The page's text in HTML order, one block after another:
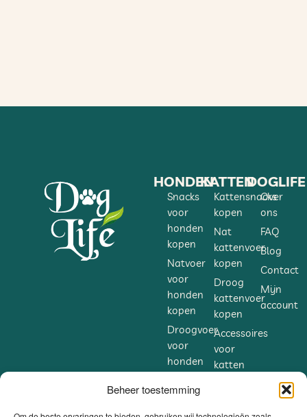
Beheer toestemming
HONDEN
Snacks
voor
honden
kopen
Natvoer
voor
honden
kopen
Droogvoer
voor
honden
Accessoires
voor
KATTEN
Kattensnacks
kopen
Nat
kattenvoer
kopen
Droog
kattenvoer
kopen
Accessoires
voor
katten
Supplementen
DOGLIFE
Over
ons
FAQ
Blog
Contact
Mijn
account